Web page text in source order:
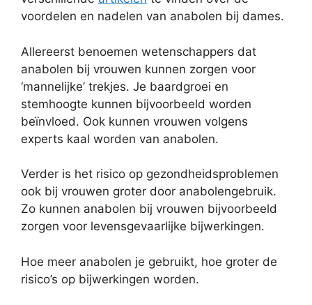
voordelen en nadelen van anabolen bij dames.
Allereerst benoemen wetenschappers dat
anabolen bij vrouwen kunnen zorgen voor
‘mannelijke’ trekjes. Je baardgroei en
stemhoogte kunnen bijvoorbeeld worden
beïnvloed. Ook kunnen vrouwen volgens
experts kaal worden van anabolen.
Verder is het risico op gezondheidsproblemen
ook bij vrouwen groter door anabolengebruik.
Zo kunnen anabolen bij vrouwen bijvoorbeeld
zorgen voor levensgevaarlijke bijwerkingen.
Hoe meer anabolen je gebruikt, hoe groter de
risico’s op bijwerkingen worden.